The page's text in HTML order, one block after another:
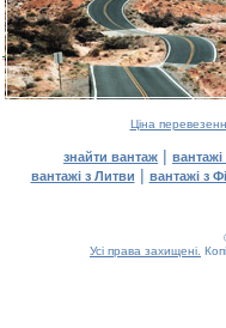
Ціна
знайти вантаж | вантажі
вантажі з Литви | вантажі з
Усі права захищені.